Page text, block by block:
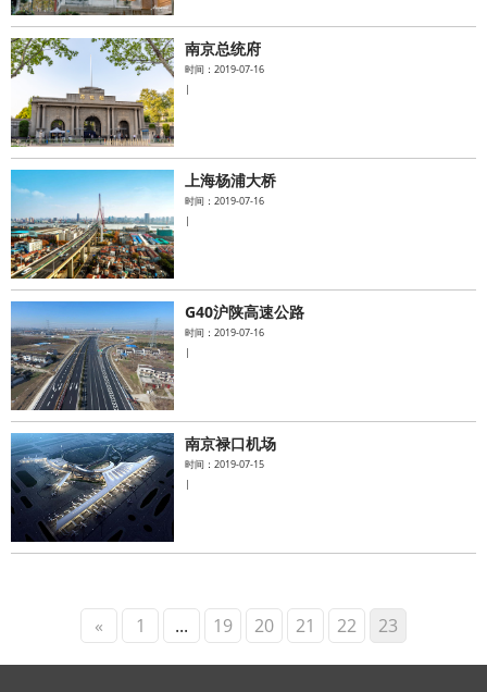
南京总统府
时间：2019-07-16
|
上海杨浦大桥
时间：2019-07-16
|
G40沪陕高速公路
时间：2019-07-16
|
南京禄口机场
时间：2019-07-15
|
« 1 ... 19 20 21 22 23